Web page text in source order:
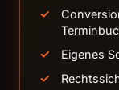
Eigenes